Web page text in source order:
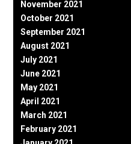
November 2021
October 2021
September 2021
August 2021
July 2021
June 2021
May 2021
April 2021
March 2021
February 2021